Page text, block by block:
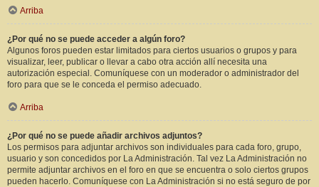
Arriba
¿Por qué no se puede acceder a algún foro?
Algunos foros pueden estar limitados para ciertos usuarios o grupos y para
visualizar, leer, publicar o llevar a cabo otra acción allí necesita una
autorización especial. Comuníquese con un moderador o administrador del
foro para que se le conceda el permiso adecuado.
Arriba
¿Por qué no se puede añadir archivos adjuntos?
Los permisos para adjuntar archivos son individuales para cada foro, grupo,
usuario y son concedidos por La Administración. Tal vez La Administración no
permite adjuntar archivos en el foro en que se encuentra o solo ciertos grupos
pueden hacerlo. Comuníquese con La Administración si no está seguro de por